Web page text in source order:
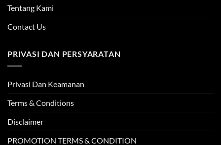
Tentang Kami
Contact Us
PRIVASI DAN PERSYARATAN
Privasi Dan Keamanan
Terms & Conditions
Disclaimer
PROMOTION TERMS & CONDITION